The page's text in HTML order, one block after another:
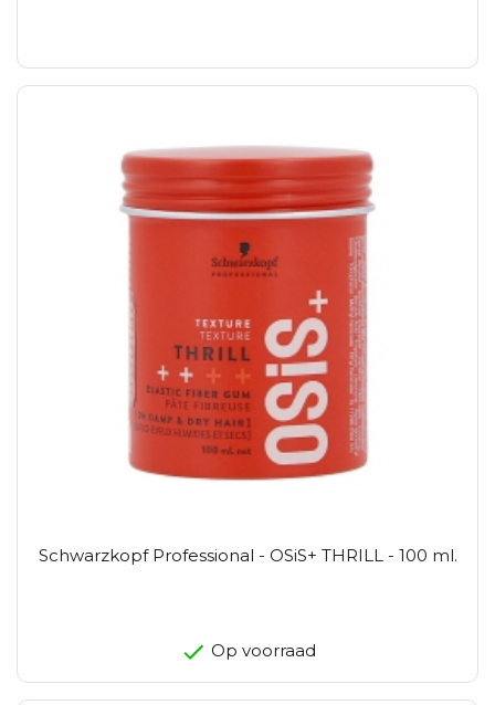
Schwarzkopf Professional - OSiS+ THRILL - 100 ml.
Op voorraad